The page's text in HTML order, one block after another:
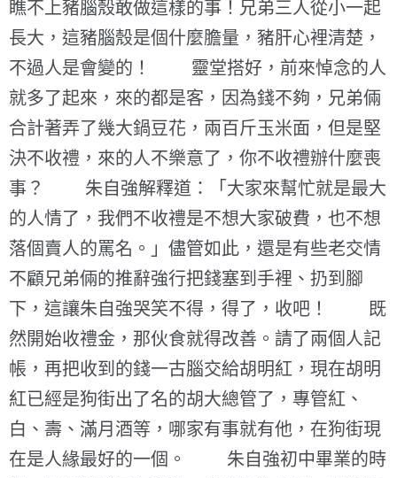
瞧不上豬腦殼敢做這樣的事！兄弟三人從小一起
長大，這豬腦殼是個什麼膽量，豬肝心裡清楚，
不過人是會變的！ 靈堂搭好，前來悼念的人
就多了起來，來的都是客，因為錢不夠，兄弟倆
合計著弄了幾大鍋豆花，兩百斤玉米面，但是堅
決不收禮，來的人不樂意了，你不收禮辦什麼喪
事？ 朱自強解釋道：「大家來幫忙就是最大
的人情了，我們不收禮是不想大家破費，也不想
落個賣人的罵名。」儘管如此，還是有些老交情
不顧兄弟倆的推辭強行把錢塞到手裡、扔到腳
下，這讓朱自強哭笑不得，得了，收吧！ 既
然開始收禮金，那伙食就得改善。請了兩個人記
帳，再把收到的錢一古腦交給胡明紅，現在胡明
紅已經是狗街出了名的胡大總管了，專管紅、
白、壽、滿月酒等，哪家有事就有他，在狗街現
在是人緣最好的一個。 朱自強初中畢業的時